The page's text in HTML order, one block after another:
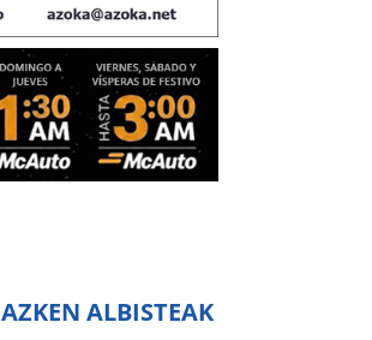
AZKEN ALBISTEAK